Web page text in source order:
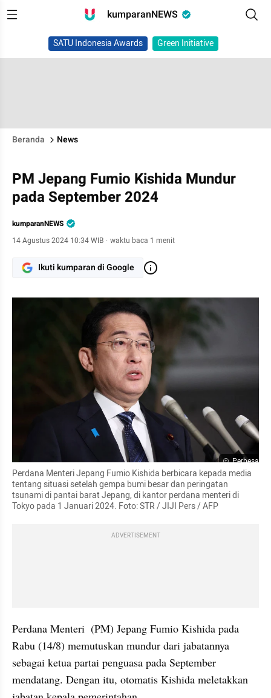
kumparanNEWS
SATU Indonesia Awards Green Initiative
Beranda News
PM Jepang Fumio Kishida Mundur
pada September 2024
kumparanNEWS
14 Agustus 2024 10:34 WIB · waktu baca 1 menit
Ikuti kumparan di Google
Perbesar
Perdana Menteri Jepang Fumio Kishida berbicara kepada media
tentang situasi setelah gempa bumi besar dan peringatan
tsunami di pantai barat Jepang, di kantor perdana menteri di
Tokyo pada 1 Januari 2024. Foto: STR / JIJI Pers / AFP
ADVERTISEMENT
Perdana Menteri  (PM) Jepang Fumio Kishida pada
Rabu (14/8) memutuskan mundur dari jabatannya
sebagai ketua partai penguasa pada September
mendatang. Dengan itu, otomatis Kishida meletakkan